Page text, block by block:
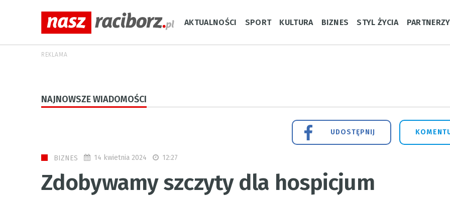
AKTUALNOŚCI SPORT KULTURA BIZNES STYL ŻYCIA PARTNERZY
REKLAMA
NAJNOWSZE WIADOMOŚCI
UDOSTĘPNIJ
BIZNES 14 kwietnia 2024 12:27
Zdobywamy szczyty dla hospicjum